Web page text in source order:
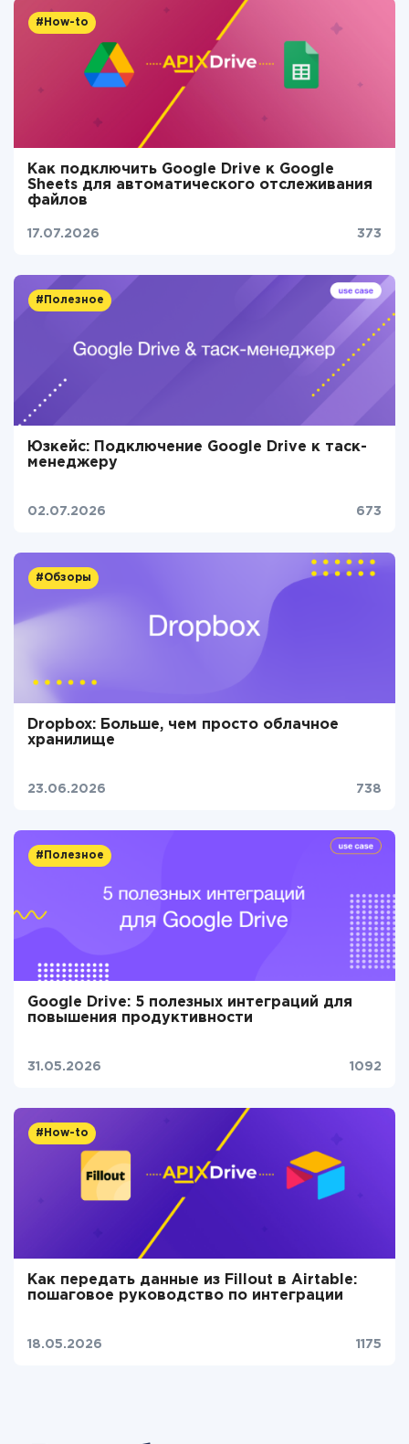
#How-to
Как подключить Google Drive к Google
Sheets для автоматического отслеживания
файлов
17.07.2026 373
#Полезное
Юзкейс: Подключение Google Drive к таск-
менеджеру
02.07.2026 673
#Обзоры
Dropbox: Больше, чем просто облачное
хранилище
23.06.2026 738
#Полезное
Google Drive: 5 полезных интеграций для
повышения продуктивности
31.05.2026 1092
#How-to
Как передать данные из Fillout в Airtable:
пошаговое руководство по интеграции
18.05.2026 1175